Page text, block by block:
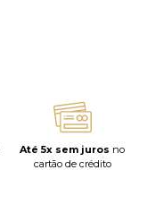
Até 5x sem juros no
cartão de crédito